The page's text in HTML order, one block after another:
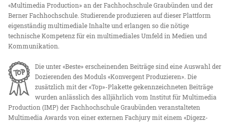
«Multimedia Production» an der Fachhochschule Graubünden und der
Berner Fachhochschule. Studierende produzieren auf dieser Plattform
eigenständig multimediale Inhalte und erlangen so die nötige
technische Kompetenz für ein multimediales Umfeld in Medien und
Kommunikation.
Die unter «Beste» erscheinenden Beiträge sind eine Auswahl der
Dozierenden des Moduls «Konvergent Produzieren». Die
zusätzlich mit der «Top»-Plakette gekennzeichneten Beiträge
wurden anlässlich des alljährlich vom Institut für Multimedia
Production (IMP) der Fachhochschule Graubünden veranstalteten
Multimedia Awards von einer externen Fachjury mit einem «Digezz-